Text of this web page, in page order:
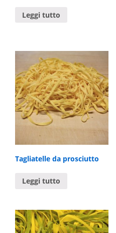
Leggi tutto
Tagliatelle da prosciutto
Leggi tutto